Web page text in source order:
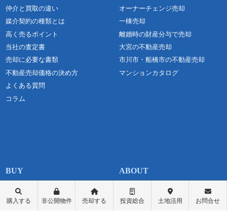
仲介と買取の違い
媒介契約の種類とは
高く売るポイント
当社の査定書
売却に必要な書類
不動産売却価格の決め方
よくある質問
コラム
オーナーチェンジ売却
一棟売却
離婚時の財産分与で売却
大宮の不動産売却
市川市・船橋市の不動産売却
マンションカタログ
不動産購入
物件レポート
会社概要
スタッフ紹介
購入する 非公開物件 売却する 投資総合 土地活用 お問合せ